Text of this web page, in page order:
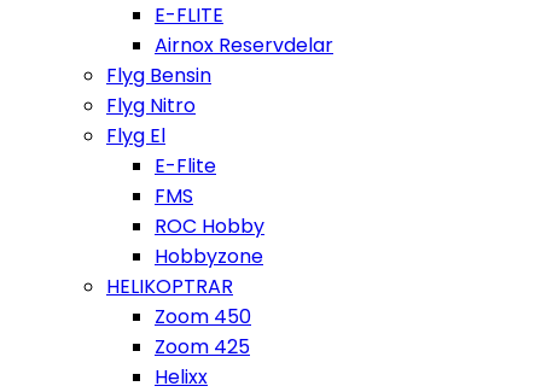
E-FLITE
Airnox Reservdelar
Flyg Bensin
Flyg Nitro
Flyg El
E-Flite
FMS
ROC Hobby
Hobbyzone
HELIKOPTRAR
Zoom 450
Zoom 425
Helixx